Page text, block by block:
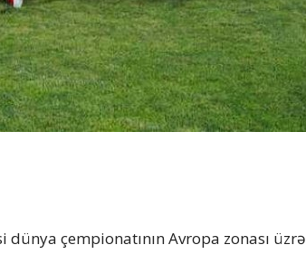
çempionatının Avropa zonası üzrə